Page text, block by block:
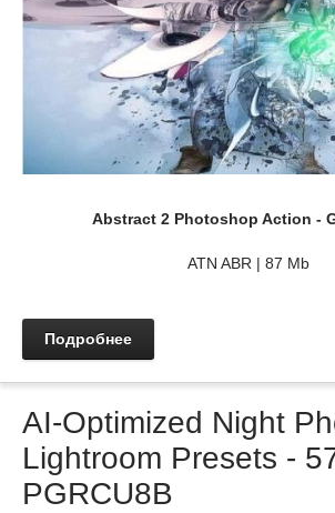
Abstract 2 Photoshop Action -
ATN ABR | 87 Mb
Подробнее
AI-Optimized Night
Lightroom Presets -
PGRCU8B